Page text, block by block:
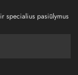
specialius pasiūlymus